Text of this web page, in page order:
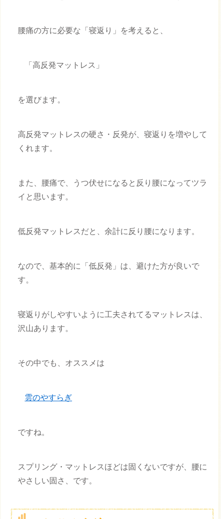
腰痛の方に必要な「寝返り」を考えると、
「高反発マットレス」
を選びます。
高反発マットレスの硬さ・反発が、寝返りを増やして
くれます。
また、腰痛で、うつ伏せになると反り腰になってツラ
イと思います。
低反発マットレスだと、余計に反り腰になります。
なので、基本的に「低反発」は、避けた方が良いで
す。
寝返りがしやすいように工夫されてるマットレスは、
沢山あります。
その中でも、オススメは
雲のやすらぎ
ですね。
スプリング・マットレスほどは固くないですが、腰に
やさしい固さ、です。